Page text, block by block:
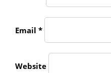
Email *
Website